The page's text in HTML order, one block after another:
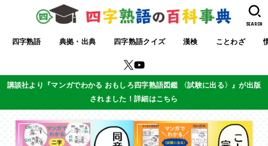
四字熟語 典拠・出典 四字熟語クイズ 漢検 ことわざ
SEARCH
講談社より『マンガでわかる おもしろ四字熟語図鑑 〈試験に出る〉』が出版
されました！詳細はこちら